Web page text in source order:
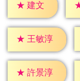
★ 建文
★ 王敏淳
★ 許景淳